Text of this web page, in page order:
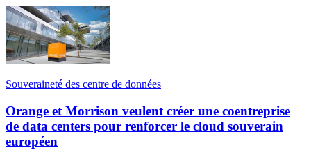
Souveraineté des centre de données
Orange et Morrison veulent créer une coentreprise
de data centers pour renforcer le cloud souverain
européen